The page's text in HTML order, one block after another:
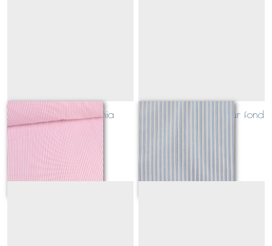
rayures rose fuschia
Sur demande
rayé bleu et brique sur fond